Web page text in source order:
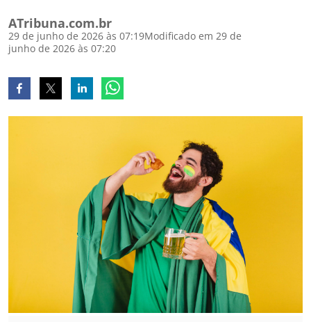
ATribuna.com.br
29 de junho de 2026 às 07:19Modificado em 29 de
junho de 2026 às 07:20